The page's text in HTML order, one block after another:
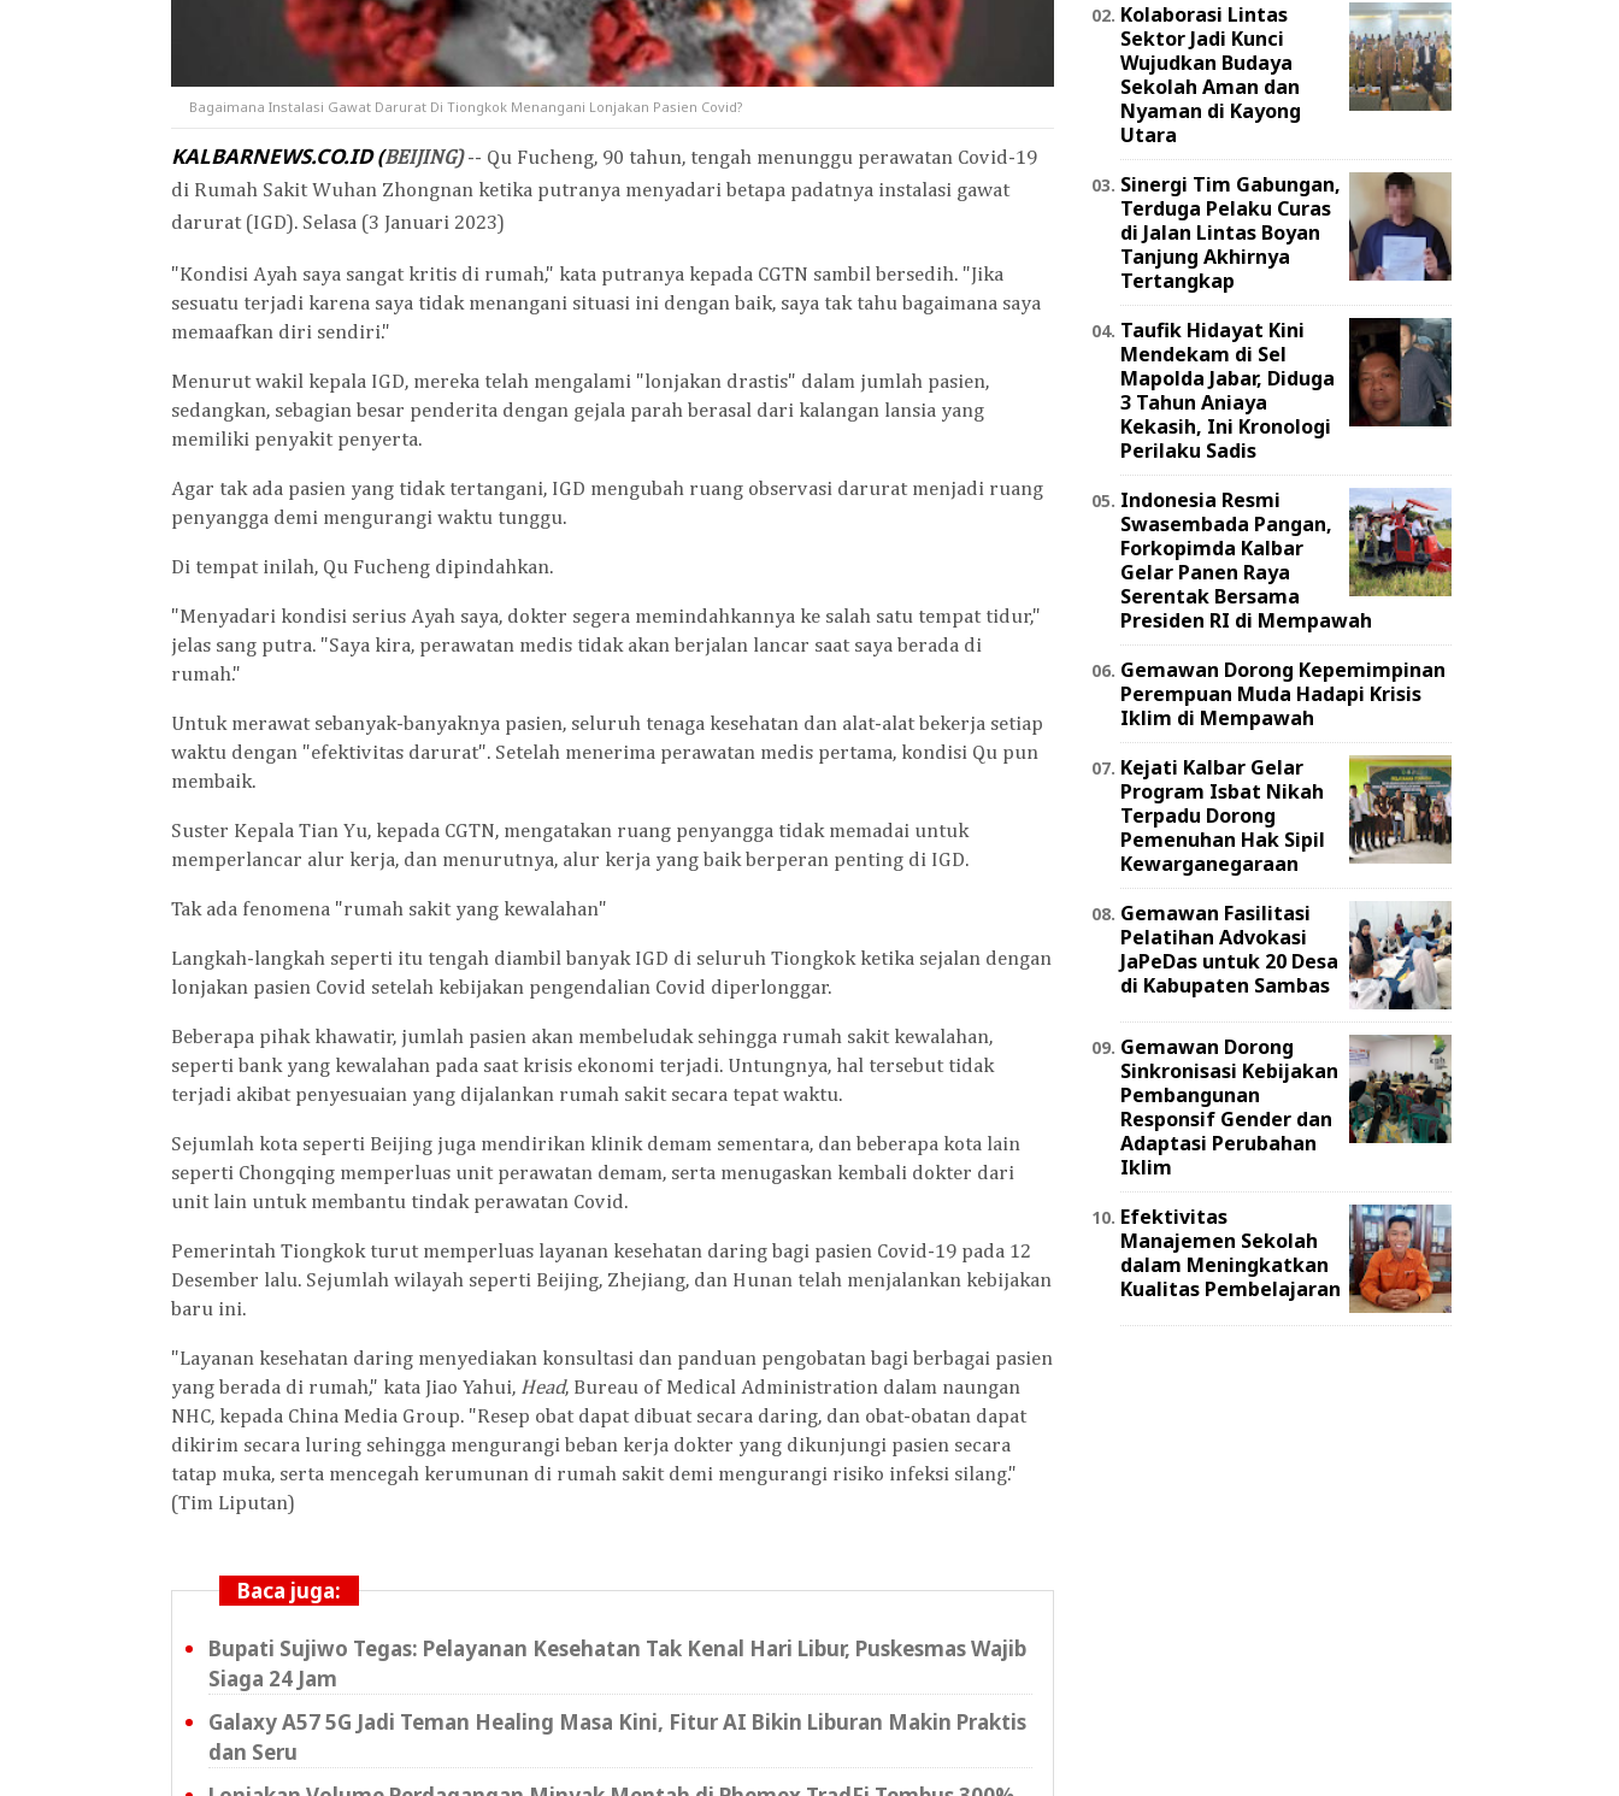
Bagaimana Instalasi Gawat Darurat Di Tiongkok Menangani Lonjakan Pasien Covid?
KALBARNEWS.CO.ID (BEIJING) -- Qu Fucheng, 90 tahun, tengah menunggu perawatan Covid-19
di Rumah Sakit Wuhan Zhongnan ketika putranya menyadari betapa padatnya instalasi gawat
darurat (IGD). Selasa (3 Januari 2023)
"Kondisi Ayah saya sangat kritis di rumah," kata putranya kepada CGTN sambil bersedih. "Jika
sesuatu terjadi karena saya tidak menangani situasi ini dengan baik, saya tak tahu bagaimana saya
memaafkan diri sendiri."
Menurut wakil kepala IGD, mereka telah mengalami "lonjakan drastis" dalam jumlah pasien,
sedangkan, sebagian besar penderita dengan gejala parah berasal dari kalangan lansia yang
memiliki penyakit penyerta.
Agar tak ada pasien yang tidak tertangani, IGD mengubah ruang observasi darurat menjadi ruang
penyangga demi mengurangi waktu tunggu.
Di tempat inilah, Qu Fucheng dipindahkan.
"Menyadari kondisi serius Ayah saya, dokter segera memindahkannya ke salah satu tempat tidur,"
jelas sang putra. "Saya kira, perawatan medis tidak akan berjalan lancar saat saya berada di
rumah."
Untuk merawat sebanyak-banyaknya pasien, seluruh tenaga kesehatan dan alat-alat bekerja setiap
waktu dengan "efektivitas darurat". Setelah menerima perawatan medis pertama, kondisi Qu pun
membaik.
Suster Kepala Tian Yu, kepada CGTN, mengatakan ruang penyangga tidak memadai untuk
memperlancar alur kerja, dan menurutnya, alur kerja yang baik berperan penting di IGD.
Tak ada fenomena "rumah sakit yang kewalahan"
Langkah-langkah seperti itu tengah diambil banyak IGD di seluruh Tiongkok ketika sejalan dengan
lonjakan pasien Covid setelah kebijakan pengendalian Covid diperlonggar.
Beberapa pihak khawatir, jumlah pasien akan membeludak sehingga rumah sakit kewalahan,
seperti bank yang kewalahan pada saat krisis ekonomi terjadi. Untungnya, hal tersebut tidak
terjadi akibat penyesuaian yang dijalankan rumah sakit secara tepat waktu.
Sejumlah kota seperti Beijing juga mendirikan klinik demam sementara, dan beberapa kota lain
seperti Chongqing memperluas unit perawatan demam, serta menugaskan kembali dokter dari
unit lain untuk membantu tindak perawatan Covid.
Pemerintah Tiongkok turut memperluas layanan kesehatan daring bagi pasien Covid-19 pada 12
Desember lalu. Sejumlah wilayah seperti Beijing, Zhejiang, dan Hunan telah menjalankan kebijakan
baru ini.
"Layanan kesehatan daring menyediakan konsultasi dan panduan pengobatan bagi berbagai pasien
yang berada di rumah," kata Jiao Yahui, Head, Bureau of Medical Administration dalam naungan
NHC, kepada China Media Group. "Resep obat dapat dibuat secara daring, dan obat-obatan dapat
dikirim secara luring sehingga mengurangi beban kerja dokter yang dikunjungi pasien secara
tatap muka, serta mencegah kerumunan di rumah sakit demi mengurangi risiko infeksi silang."
(Tim Liputan)
Baca juga:
Bupati Sujiwo Tegas: Pelayanan Kesehatan Tak Kenal Hari Libur, Puskesmas Wajib
Siaga 24 Jam
Galaxy A57 5G Jadi Teman Healing Masa Kini, Fitur AI Bikin Liburan Makin Praktis
dan Seru
Kolaborasi Lintas
Sektor Jadi Kunci
Wujudkan Budaya
Sekolah Aman dan
Nyaman di Kayong
Utara
Sinergi Tim Gabungan,
Terduga Pelaku Curas
di Jalan Lintas Boyan
Tanjung Akhirnya
Tertangkap
Taufik Hidayat Kini
Mendekam di Sel
Mapolda Jabar, Diduga
3 Tahun Aniaya
Kekasih, Ini Kronologi
Perilaku Sadis
Indonesia Resmi
Swasembada Pangan,
Forkopimda Kalbar
Gelar Panen Raya
Serentak Bersama
Presiden RI di Mempawah
Gemawan Dorong Kepemimpinan
Perempuan Muda Hadapi Krisis
Iklim di Mempawah
Kejati Kalbar Gelar
Program Isbat Nikah
Terpadu Dorong
Pemenuhan Hak Sipil
Kewarganegaraan
Gemawan Fasilitasi
Pelatihan Advokasi
JaPeDas untuk 20 Desa
di Kabupaten Sambas
Gemawan Dorong
Sinkronisasi Kebijakan
Pembangunan
Responsif Gender dan
Adaptasi Perubahan
Iklim
Efektivitas
Manajemen Sekolah
dalam Meningkatkan
Kualitas Pembelajaran